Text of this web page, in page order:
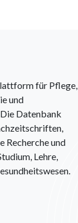
für Pflege,
und
Datenbank
Recherche und
Lehre,